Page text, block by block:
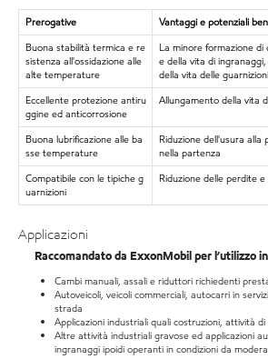
Prerogative
Vantaggi e potenziali
Buona stabilità termica e re
sistenza all'ossidazione alle
alte temperature
La minore formazione
e della vita di
della vita delle guarnizioni
Eccellente protezione antiru
ggine ed anticorrosione
Allungamento della vita
Buona lubrificazione alle ba
sse temperature
Riduzione dell'usura alla
nella partenza
Compatibile con le tipiche g
uarnizioni
Riduzione delle perdite
Applicazioni
Raccomandato da ExxonMobil per l’utilizzo
Cambi manuali, assali e riduttori richiedenti
Autoveicoli, veicoli commerciali, autocarri in
strada
Applicazioni industriali quali costruzioni, attività
Altre attività industriali gravose ed applicazioni
ingranaggi ipoidi operanti in condizioni da